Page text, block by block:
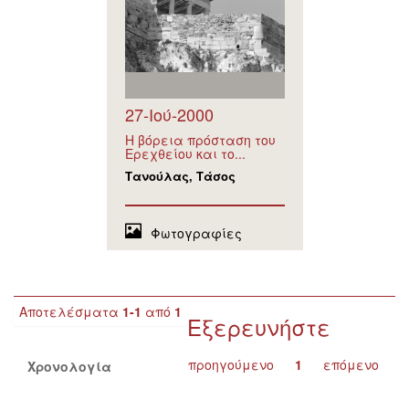
27-Ιού-2000
Η βόρεια πρόσταση του
Ερεχθείου και το...
Τανούλας, Τάσος
Φωτογραφίες
Αποτελέσματα 1-1 από 1
προηγούμενο 1 επόμενο
Εξερευνήστε
Χρονολογία